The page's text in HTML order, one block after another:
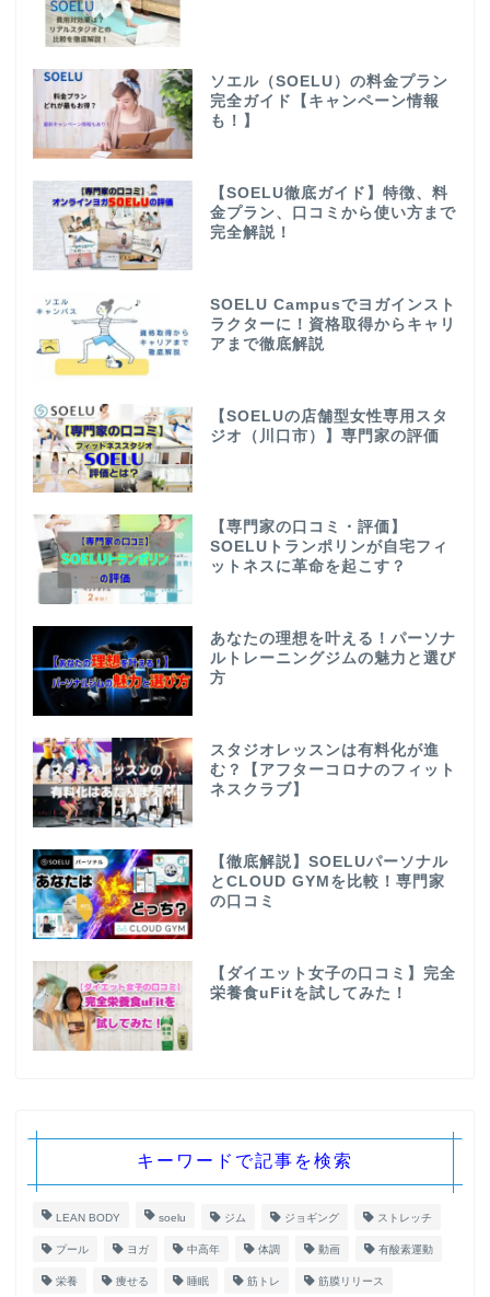
ソエル（SOELU）の料金プラン
完全ガイド【キャンペーン情報
も！】
【SOELU徹底ガイド】特徴、料
金プラン、口コミから使い方まで
完全解説！
SOELU Campusでヨガインスト
ラクターに！資格取得からキャリ
アまで徹底解説
【SOELUの店舗型女性専用スタ
ジオ（川口市）】専門家の評価
【専門家の口コミ・評価】
SOELUトランポリンが自宅フィ
ットネスに革命を起こす？
あなたの理想を叶える！パーソナ
ルトレーニングジムの魅力と選び
方
スタジオレッスンは有料化が進
む？【アフターコロナのフィット
ネスクラブ】
【徹底解説】SOELUパーソナル
とCLOUD GYMを比較！専門家
の口コミ
【ダイエット女子の口コミ】完全
栄養食uFitを試してみた！
キーワードで記事を検索
LEAN BODY soelu ジム ジョギング ストレッチ
プール ヨガ 中高年 体調 動画 有酸素運動
栄養 痩せる 睡眠 筋トレ 筋膜リリース